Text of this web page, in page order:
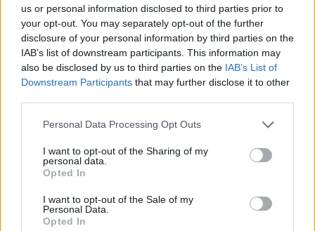
us or personal information disclosed to third parties prior to
your opt-out. You may separately opt-out of the further
disclosure of your personal information by third parties on the
IAB’s list of downstream participants. This information may
also be disclosed by us to third parties on the IAB’s List of
Downstream Participants that may further disclose it to other
Personal Data Processing Opt Outs
I want to opt-out of the Sharing of my
personal data.
Opted In
I want to opt-out of the Sale of my
Personal Data.
Opted In
συνηθισμένη φτωχή εργατική οικογένεια της
εποχής, προσπαθεί να ανέλθει κοινωνικά. Η
ενασχόλησή της με το εμπόριο πετρελαίου θα
αποτελέσει το εφαλτήριό της για την απόκτηση
τεράστιου πλούτου και υπέρμετρης κοινωνικής
επηρεάσει καταλυτικά τα μέλη της οικογένειας.